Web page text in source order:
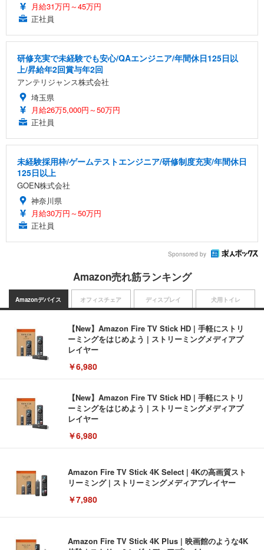
月給31万円～45万円
正社員
研修充実で未経験でも安心/QAエンジニア/年間休日125日以
上/昇給年2回賞与年2回
アンテリジャンス株式会社
埼玉県
月給26万5,000円～50万円
正社員
未経験採用枠/ゲームテストエンジニア/研修制度充実/年間休日
125日以上
GOEN株式会社
神奈川県
月給30万円～50万円
正社員
Sponsored by
Amazon売れ筋ランキング
Amazonデバイス
【New】Amazon Fire TV Stick HD | 手軽にストリ
ーミングをはじめよう | ストリーミングメディアプ
レイヤー
￥6,980
【New】Amazon Fire TV Stick HD | 手軽にストリ
ーミングをはじめよう | ストリーミングメディアプ
レイヤー
￥6,980
Amazon Fire TV Stick 4K Select | 4Kの高画質スト
リーミング | ストリーミングメディアプレイヤー
￥7,980
Amazon Fire TV Stick 4K Plus | 映画館のような4K
オフィスチェア ディスプレイ 犬用トイレ